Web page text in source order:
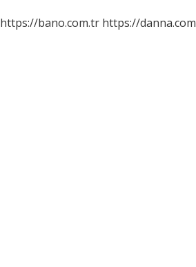
https://bano.com.tr https://